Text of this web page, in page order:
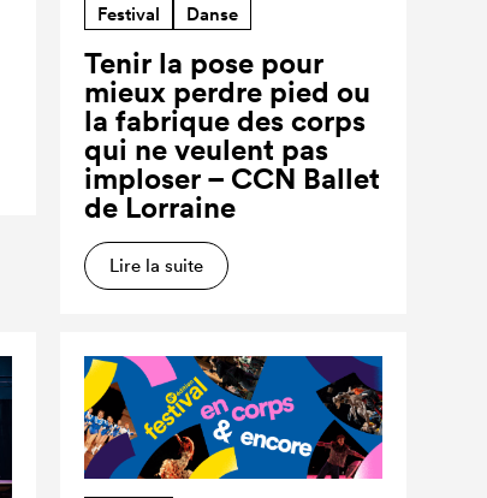
Festival Danse
Tenir la pose pour
mieux perdre pied ou
la fabrique des corps
qui ne veulent pas
imploser – CCN Ballet
de Lorraine
Lire la suite